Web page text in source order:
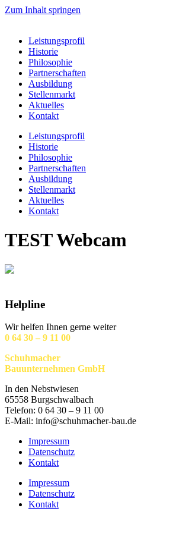
Zum Inhalt springen
Leistungsprofil
Historie
Philosophie
Partnerschaften
Ausbildung
Stellenmarkt
Aktuelles
Kontakt
Leistungsprofil
Historie
Philosophie
Partnerschaften
Ausbildung
Stellenmarkt
Aktuelles
Kontakt
TEST Webcam
Helpline
Wir helfen Ihnen gerne weiter
0 64 30 – 9 11 00
Schuhmacher
Bauunternehmen GmbH
In den Nebstwiesen
65558 Burgschwalbach
Telefon: 0 64 30 – 9 11 00
E-Mail: info@schuhmacher-bau.de
Impressum
Datenschutz
Kontakt
Impressum
Datenschutz
Kontakt